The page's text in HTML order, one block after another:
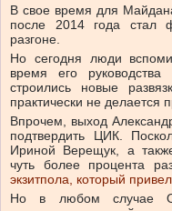
В свое время для
после 2014 года стал
разгоне.
Но сегодня люди
время его
строились новые
практически не делается
Впрочем, выход
подтвердить ЦИК.
Ириной Верещук, а
чуть более процента
экзитпола, который
Но в любом случае